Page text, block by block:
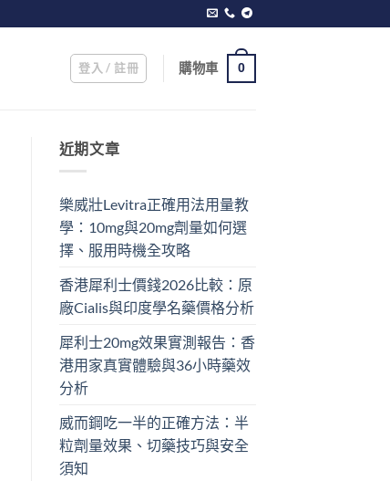
登入 / 註冊 購物車 0
近期文章
樂威壯Levitra正確用法用量教
學：10mg與20mg劑量如何選
擇、服用時機全攻略
香港犀利士價錢2026比較：原
廠Cialis與印度學名藥價格分析
犀利士20mg效果實測報告：香
港用家真實體驗與36小時藥效
分析
威而鋼吃一半的正確方法：半
粒劑量效果、切藥技巧與安全
須知